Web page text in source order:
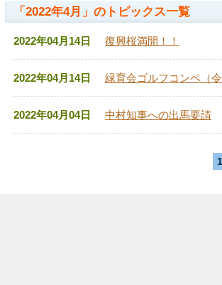
「2022年4月」のトピックス一覧
2022年04月14日 復興桜満開！！
2022年04月14日 緑育会ゴルフコンペ（
2022年04月04日 中村知事への出馬要請
1